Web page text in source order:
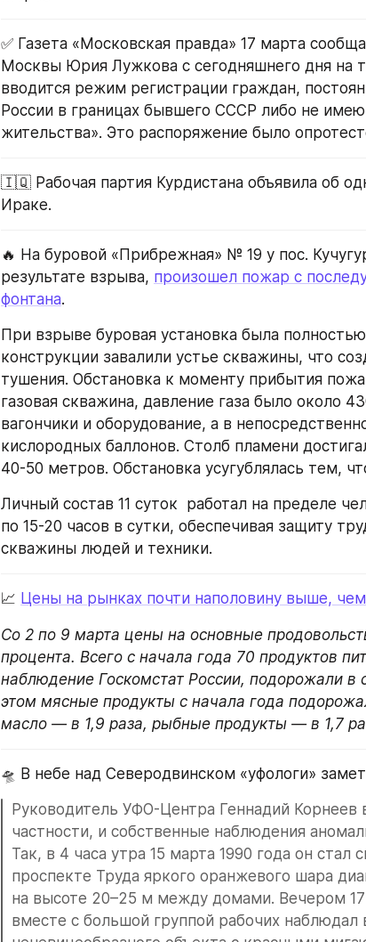
✅ Газета «Московская правда» 17 марта
Москвы Юрия Лужкова с сегодняшнего дня на
вводится режим регистрации граждан,
России в границах бывшего СССР либо не
жительства». Это распоряжение было
🇮🇶 Рабочая партия Курдистана объявила об
Ираке.
🔥 На буровой «Прибрежная» № 19 у пос.
результате взрыва, произошел пожар с
фонтана.
При взрыве буровая установка была
конструкции завалили устье скважины, что
тушения. Обстановка к моменту прибытия
газовая скважина, давление газа было около
вагончики и оборудование, а в
кислородных баллонов. Столб пламени
40-50 метров. Обстановка усугублялась тем,
Личный состав 11 суток  работал на пределе
по 15-20 часов в сутки, обеспечивая защиту
скважины людей и техники.
📈 Цены на рынках почти наполовину выше,
Со 2 по 9 марта цены на основные
процента. Всего с начала года 70 продуктов
наблюдение Госкомстат России, подорожали
этом мясные продукты с начала года
масло — в 1,9 раза, рыбные продукты — в 1,7
🛸 В небе над Северодвинском «уфологи»
Руководитель УФО-Центра Геннадий Корнеев
частности, и собственные наблюдения
Так, в 4 часа утра 15 марта 1990 года он стал
проспекте Труда яркого оранжевого шара
на высоте 20–25 м между домами. Вечером
вместе с большой группой рабочих наблюдал